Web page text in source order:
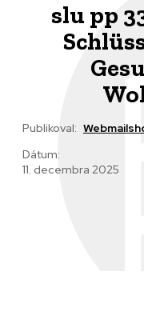
slu pp
Publikoval:
Dátum:
11. decembra 2025